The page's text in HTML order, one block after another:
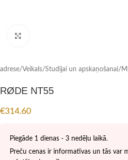
adrese/Veikals/Studijai un apskaņošanai/
RØDE NT55
€314.60
Piegāde 1 dienas - 3 nedēļu laikā.
Preču cenas ir informatīvas un tās var